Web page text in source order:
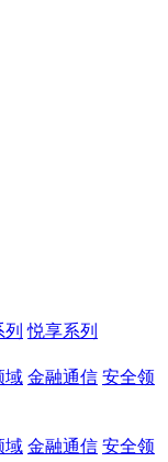
悦享系列
域 金融通信 安全领
域 金融通信 安全领